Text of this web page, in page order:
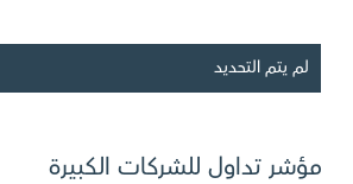
لم يتم التحديد
مؤشر تداول للشركات الكبيرة